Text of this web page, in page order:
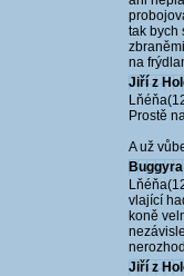
tak bych
na
Jiří z
Prostě
A už
Buggyra
vlající
koně
Jiří z